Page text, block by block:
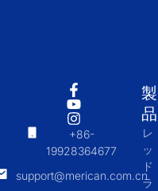
+86-
19928364677
support@merican.com.cn
製
品
レ
ッ
ド
ラ